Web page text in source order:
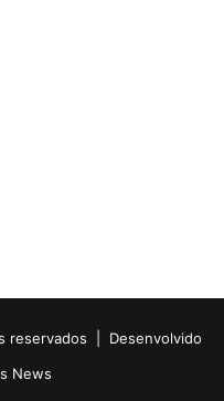
reservados | Desenvolvido
News